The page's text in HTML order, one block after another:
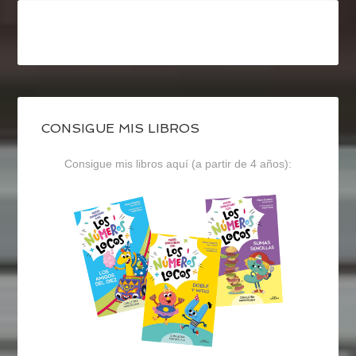
CONSIGUE MIS LIBROS
Consigue mis libros aquí (a partir de 4 años):